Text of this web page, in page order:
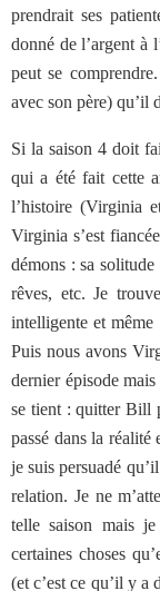
prendrait ses
donné de l’argent à
peut se
avec son père) qu’il
Si la saison 4 doit
qui a été fait cette
l’histoire (Virginia
Virginia s’est
démons : sa
rêves, etc. Je
intelligente et même
Puis nous avons
dernier épisode
se tient : quitter Bill
passé dans la
je suis persuadé
relation. Je ne
telle saison mais
certaines choses
(et c’est ce qu’il y